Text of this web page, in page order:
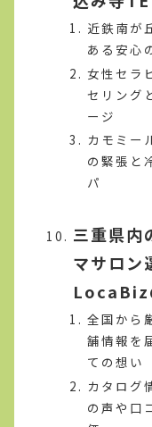
近鉄南が
ある安心
女性セラ
セリング
ージ
カモミー
の緊張と
パ
三重県内
マサロン
LocaBiz
全国から
舗情報を
ての想い
カタログ
の声や口